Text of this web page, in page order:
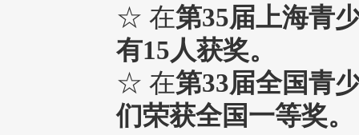
☆ 在第35届上海青
有15人获奖。
☆ 在第33届全国青
们荣获全国一等奖。